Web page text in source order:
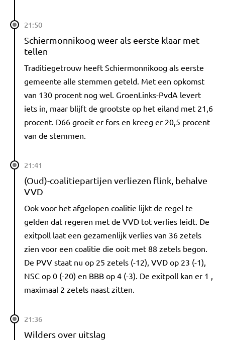
21:50
Schiermonnikoog weer als eerste klaar met
tellen
Traditiegetrouw heeft Schiermonnikoog als eerste
gemeente alle stemmen geteld. Met een opkomst
van 130 procent nog wel. GroenLinks-PvdA levert
iets in, maar blijft de grootste op het eiland met 21,6
procent. D66 groeit er fors en kreeg er 20,5 procent
van de stemmen.
21:41
(Oud)-coalitiepartijen verliezen flink, behalve
VVD
Ook voor het afgelopen coalitie lijkt de regel te
gelden dat regeren met de VVD tot verlies leidt. De
exitpoll laat een gezamenlijk verlies van 36 zetels
zien voor een coalitie die ooit met 88 zetels begon.
De PVV staat nu op 25 zetels (-12), VVD op 23 (-1),
NSC op 0 (-20) en BBB op 4 (-3). De exitpoll kan er 1 ,
maximaal 2 zetels naast zitten.
21:36
Wilders over uitslag